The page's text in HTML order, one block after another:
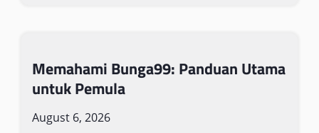
Memahami Bunga99: Panduan Utama
untuk Pemula
August 6, 2026